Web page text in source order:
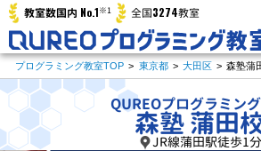
教室数国内 No.1※1 全国3274教室
プログラミング教室TOP > 東京都 > 大田区 > 森塾蒲
QUREOプログラミン
森塾 蒲田
JR線蒲田駅徒歩1分